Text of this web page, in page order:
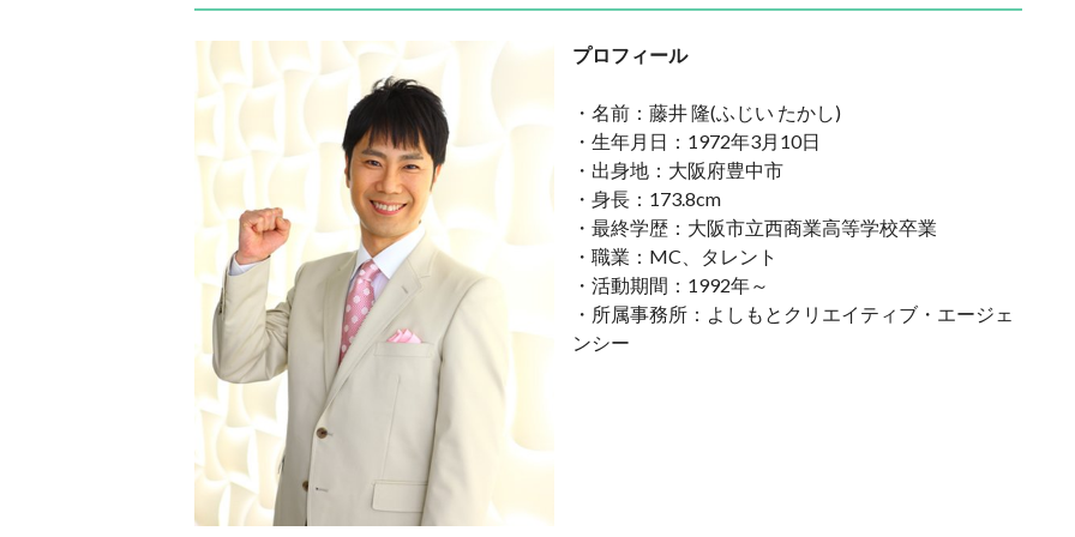
プロフィール
・名前：藤井 隆(ふじい たかし)
・生年月日：1972年3月10日
・出身地：大阪府豊中市
・身長：173.8cm
・最終学歴：大阪市立西商業高等学校卒業
・職業：MC、タレント
・活動期間：1992年～
・所属事務所：よしもとクリエイティブ・エージェ
ンシー